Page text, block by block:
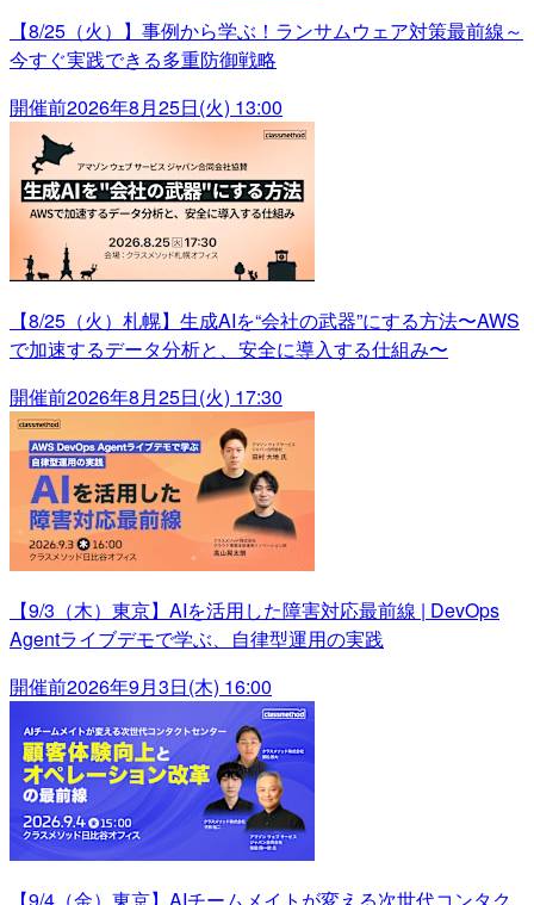
【8/25（火）】事例から学ぶ！ランサムウェア対策最前線～
今すぐ実践できる多重防御戦略
開催前2026年8月25日(火) 13:00
【8/25（火）札幌】生成AIを“会社の武器”にする方法〜AWS
で加速するデータ分析と、安全に導入する仕組み〜
開催前2026年8月25日(火) 17:30
【9/3（木）東京】AIを活用した障害対応最前線 | DevOps
Agentライブデモで学ぶ、自律型運用の実践
開催前2026年9月3日(木) 16:00